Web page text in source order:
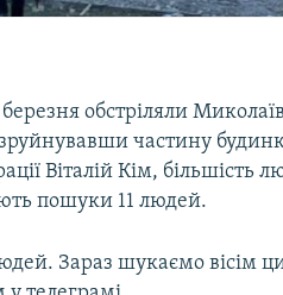
березня обстріляли
частину
Віталій Кім, більшість
пошуки 11 людей.
Зараз шукаємо вісім